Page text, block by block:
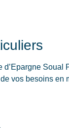
d’Epargne Soual
vos besoins en